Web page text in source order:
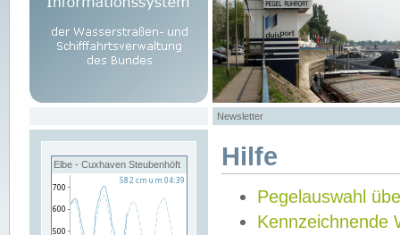
Newsletter
Elbe - Cuxhaven Steubenhöft Hilfe
Pegelauswahl
Kennzeichnende